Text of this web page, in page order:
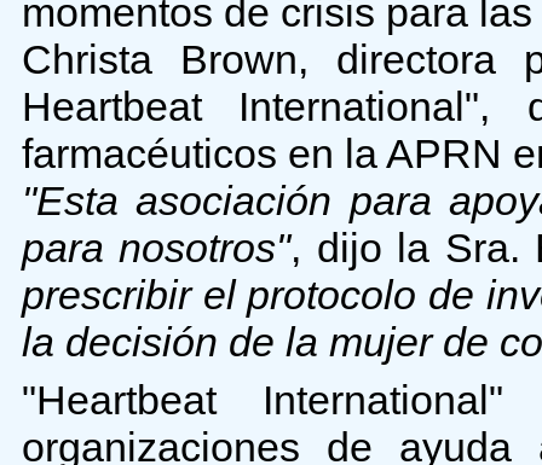
momentos de crisis para
Christa Brown, directora
Heartbeat
farmacéuticos en la APRN
"Esta asociación para
para nosotros", dijo la Sra.
prescribir el protocolo de
la decisión de la mujer de
"Heartbeat
organizaciones de